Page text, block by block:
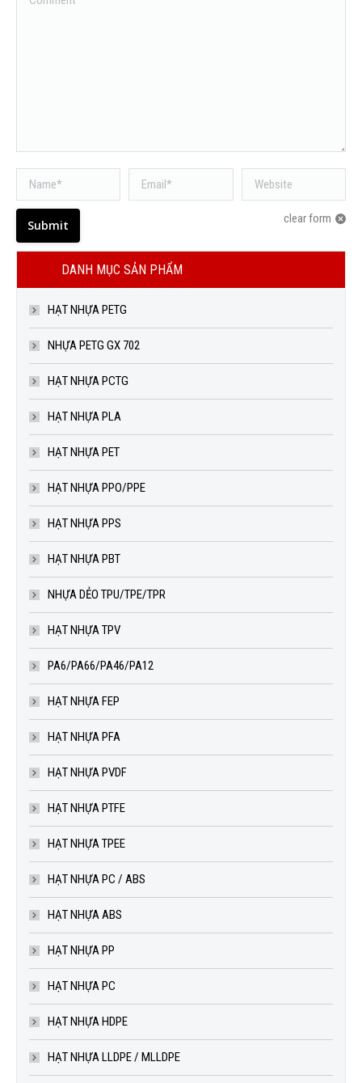
Name * Email * Website
clear form
Submit
DANH MỤC SẢN PHẨM
HẠT NHỰA PETG
NHỰA PETG GX 702
HẠT NHỰA PCTG
HẠT NHỰA PLA
HẠT NHỰA PET
HẠT NHỰA PPO/PPE
HẠT NHỰA PPS
HẠT NHỰA PBT
NHỰA DẺO TPU/TPE/TPR
HẠT NHỰA TPV
PA6/PA66/PA46/PA12
HẠT NHỰA FEP
HẠT NHỰA PFA
HẠT NHỰA PVDF
HẠT NHỰA PTFE
HẠT NHỰA TPEE
HẠT NHỰA PC / ABS
HẠT NHỰA ABS
HẠT NHỰA PP
HẠT NHỰA PC
HẠT NHỰA HDPE
HẠT NHỰA LLDPE / MLLDPE